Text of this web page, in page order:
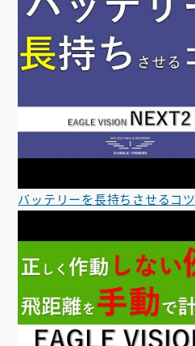
バッテリーを長持ちさせるコツ